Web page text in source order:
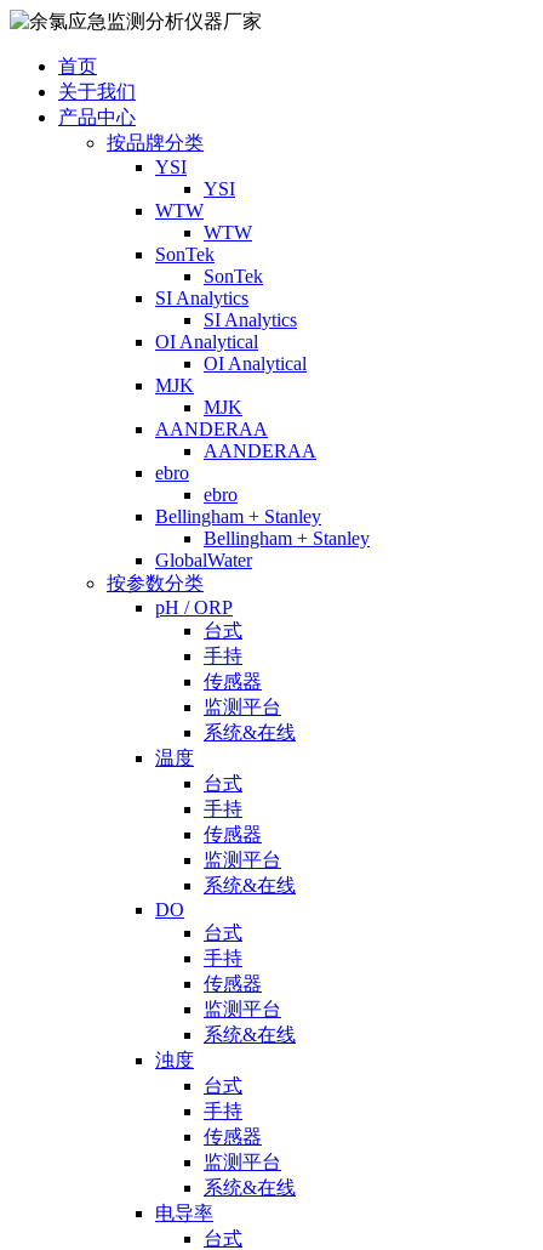
首页
关于我们
产品中心
按品牌分类
YSI
YSI
WTW
WTW
SonTek
SonTek
SI Analytics
SI Analytics
OI Analytical
OI Analytical
MJK
MJK
AANDERAA
AANDERAA
ebro
ebro
Bellingham + Stanley
Bellingham + Stanley
GlobalWater
按参数分类
pH / ORP
台式
手持
传感器
监测平台
系统&在线
温度
台式
手持
传感器
监测平台
系统&在线
DO
台式
手持
传感器
监测平台
系统&在线
浊度
台式
手持
传感器
监测平台
系统&在线
电导率
台式